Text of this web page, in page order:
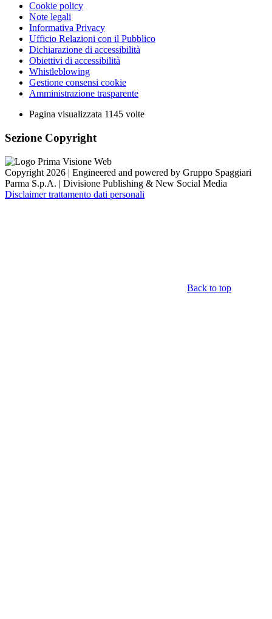
Cookie policy
Note legali
Informativa Privacy
Ufficio Relazioni con il Pubblico
Dichiarazione di accessibilità
Obiettivi di accessibilità
Whistleblowing
Gestione consensi cookie
Amministrazione trasparente
Pagina visualizzata 1145 volte
Sezione Copyright
Copyright 2026 | Engineered and powered by Gruppo Spaggiari
Parma S.p.A. | Divisione Publishing & New Social Media
Disclaimer trattamento dati personali
Back to top